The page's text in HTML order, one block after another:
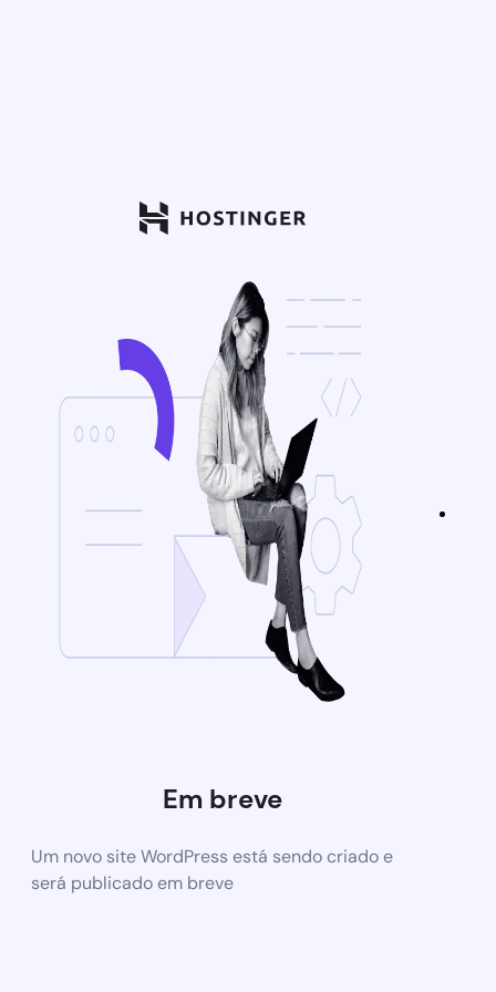
Em breve
Um novo site WordPress está sendo criado e
será publicado em breve